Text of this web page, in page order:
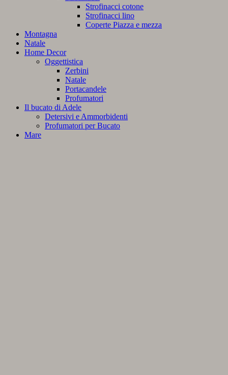
Strofinacci cotone
Strofinacci lino
Coperte Piazza e mezza
Montagna
Natale
Home Decor
Oggettistica
Zerbini
Natale
Portacandele
Profumatori
Il bucato di Adele
Detersivi e Ammorbidenti
Profumatori per Bucato
Mare